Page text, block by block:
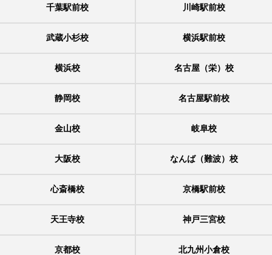
千葉駅前校 川崎駅前校
武蔵小杉校 横浜駅前校
横浜校 名古屋（栄）校
静岡校 名古屋駅前校
金山校 岐阜校
大阪校 なんば（難波）校
心斎橋校 京橋駅前校
天王寺校 神戸三宮校
京都校 北九州小倉校